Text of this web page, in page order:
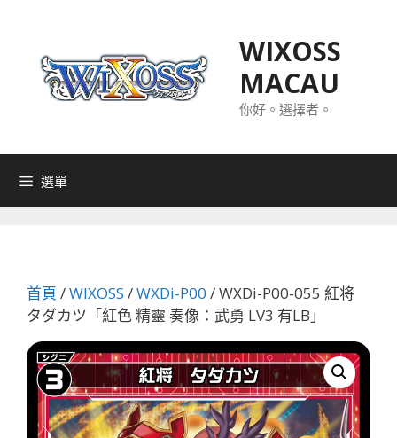
WIXOSS
MACAU
你好。選擇者。
選單
首頁 /WIXOSS /WXDi-P00 / WXDi-P00-055 紅将
タダカツ「紅色 精靈 奏像：武勇 LV3 有LB」